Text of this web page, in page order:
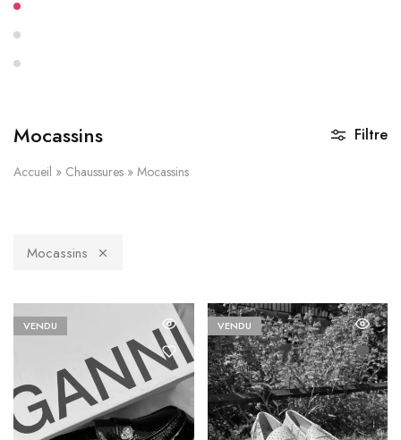
Mocassins
Accueil » Chaussures » Mocassins
Filtre
Mocassins
VENDU VENDU